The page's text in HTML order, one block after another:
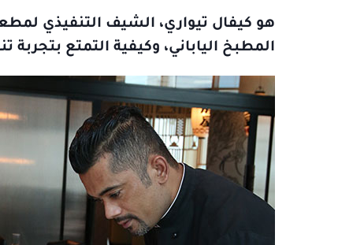
هو كيفال تيواري، الشيف التنفيذي
المطبخ الياباني، وكيفية التمتع بتجربة